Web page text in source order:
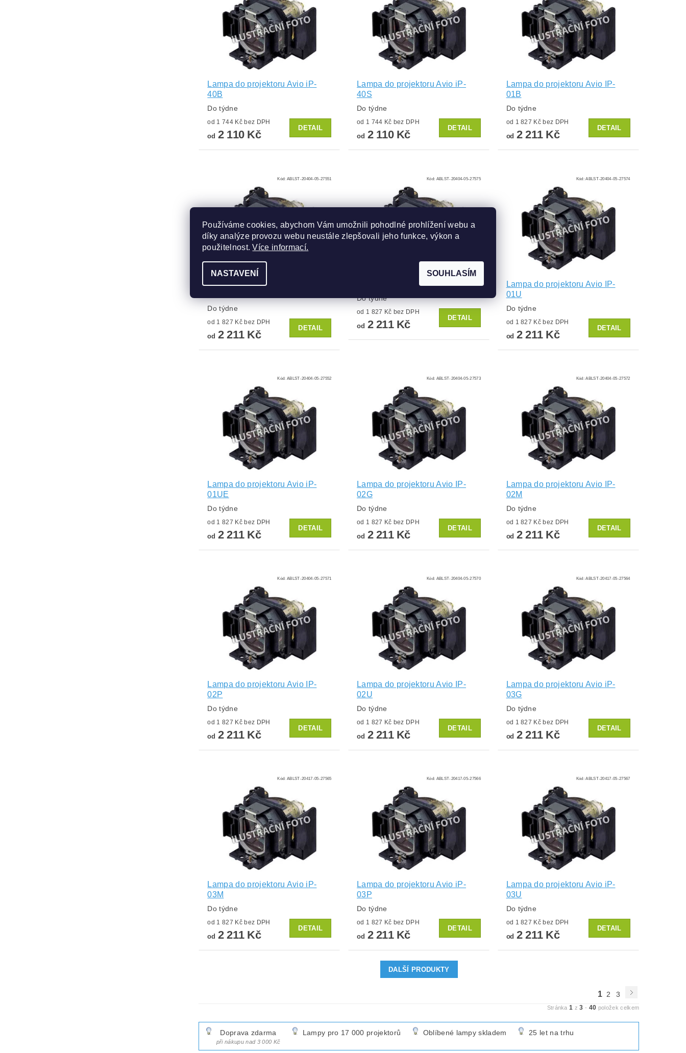
Lampa do projektoru Avio iP-
40B
Do týdne
od 1 744 Kč bez DPH
od 2 110 Kč
DETAIL
Lampa do projektoru Avio iP-
40S
Do týdne
od 1 744 Kč bez DPH
od 2 110 Kč
DETAIL
Lampa do projektoru Avio IP-
01B
Do týdne
od 1 827 Kč bez DPH
od 2 211 Kč
DETAIL
Kód:ABLST-20404-05-27551
Lampa do projektoru Avio iP-
Do týdne
od 1 827 Kč bez DPH
od 2 211 Kč
DETAIL
Kód: ABLST-20404-05-27575
Lampa do projektoru Avio IP-01L
Do týdne
od 1 827 Kč bez DPH
od 2 211 Kč
DETAIL
Kód:ABLST-20404-05-27574
Lampa do projektoru Avio IP-
01U
Do týdne
od 1 827 Kč bez DPH
od 2 211 Kč
DETAIL
Kód:ABLST-20404-05-27552
Lampa do projektoru Avio iP-
01UE
Do týdne
od 1 827 Kč bez DPH
od 2 211 Kč
DETAIL
Kód: ABLST-20404-05-27573
Lampa do projektoru Avio IP-
02G
Do týdne
od 1 827 Kč bez DPH
od 2 211 Kč
DETAIL
Kód:ABLST-20404-05-27572
Lampa do projektoru Avio IP-
02M
Do týdne
od 1 827 Kč bez DPH
od 2 211 Kč
DETAIL
Kód:ABLST-20404-05-27571
Lampa do projektoru Avio IP-
02P
Do týdne
od 1 827 Kč bez DPH
od 2 211 Kč
DETAIL
Kód: ABLST-20404-05-27570
Lampa do projektoru Avio IP-
02U
Do týdne
od 1 827 Kč bez DPH
od 2 211 Kč
DETAIL
Kód:ABLST-20417-05-27564
Lampa do projektoru Avio iP-
03G
Do týdne
od 1 827 Kč bez DPH
od 2 211 Kč
DETAIL
Kód:ABLST-20417-05-27565
Lampa do projektoru Avio iP-
03M
Do týdne
od 1 827 Kč bez DPH
od 2 211 Kč
DETAIL
Kód: ABLST-20417-05-27566
Lampa do projektoru Avio iP-
03P
Do týdne
od 1 827 Kč bez DPH
od 2 211 Kč
DETAIL
Kód:ABLST-20417-05-27567
Lampa do projektoru Avio iP-
03U
Do týdne
od 1 827 Kč bez DPH
od 2 211 Kč
DETAIL
DALŠÍ PRODUKTY
1 2 3
Stránka1 z3 - 40 položek celkem
Doprava zdarma
při nákupu nad 3 000 Kč
Lampy pro 17 000 projektorů Oblíbené lampy skladem 25 let na trhu
Používáme cookies, abychom Vám umožnili pohodlné prohlížení webu a
díky analýze provozu webu neustále zlepšovali jeho funkce, výkon a
použitelnost.Více informací.
NASTAVENÍ SOUHLASÍM